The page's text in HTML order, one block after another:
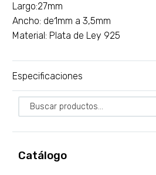
Catálogo
Largo:27mm
Ancho: de1mm a 3,5mm
Material: Plata de Ley 925
Especificaciones